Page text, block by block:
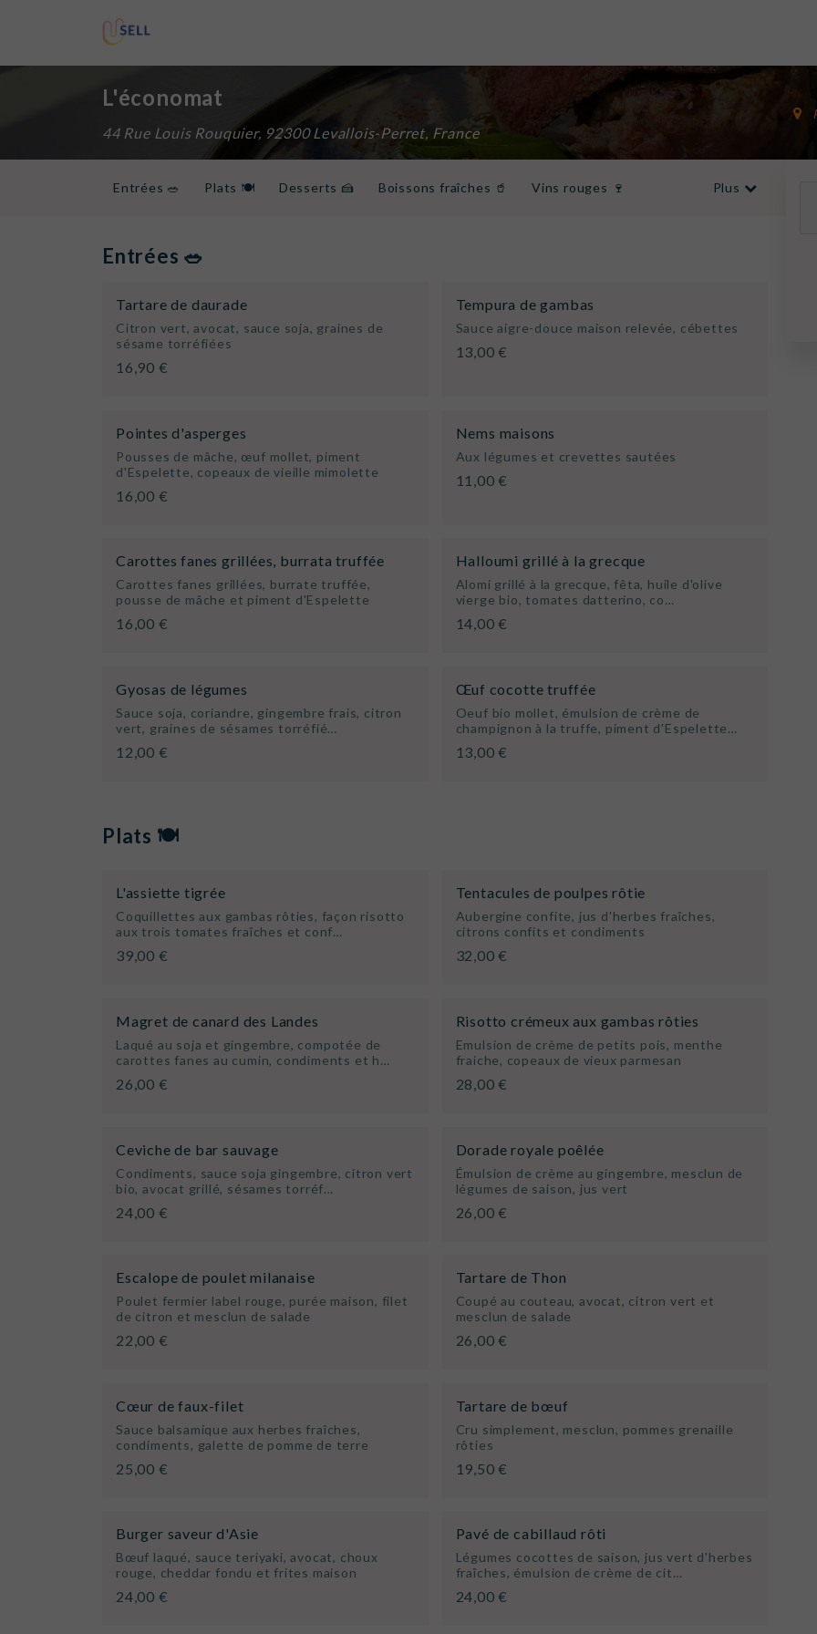
L'économat
44 Rue Louis Rouquier, 92300 Levallois-Perret, France
Entrées 🥗 Plats 🍽️ Desserts 🍰 Boissons fraîches 🥤
Vins rouges 🍷
Plus
Entrées 🥗
Tartare de daurade
Citron vert, avocat, sauce soja, graines de
sésame torréfiées
16,90 €
Tempura de gambas
Sauce aigre-douce maison relevée, cébettes
13,00 €
Pointes d'asperges
Pousses de mâche, œuf mollet, piment
d'Espelette, copeaux de vieille mimolette
16,00 €
Nems maisons
Aux légumes et crevettes sautées
11,00 €
Carottes fanes grillées, burrata truffée
Carottes fanes grillées, burrate truffée,
pousse de mâche et piment d'Espelette
16,00 €
Halloumi grillé à la grecque
Alomi grillé à la grecque, fêta, huile d'olive
vierge bio, tomates datterino, co…
14,00 €
Gyosas de légumes
Sauce soja, coriandre, gingembre frais, citron
vert, graines de sésames torréfié…
12,00 €
Œuf cocotte truffée
Oeuf bio mollet, émulsion de crème de
champignon à la truffe, piment d'Espelette…
13,00 €
Plats 🍽️
L'assiette tigrée
Coquillettes aux gambas rôties, façon risotto
aux trois tomates fraîches et conf…
39,00 €
Tentacules de poulpes rôtie
Aubergine confite, jus d'herbes fraîches,
citrons confits et condiments
32,00 €
Magret de canard des Landes
Laqué au soja et gingembre, compotée de
carottes fanes au cumin, condiments et h…
26,00 €
Risotto crémeux aux gambas rôties
Emulsion de crème de petits pois, menthe
fraiche, copeaux de vieux parmesan
28,00 €
Ceviche de bar sauvage
Condiments, sauce soja gingembre, citron vert
bio, avocat grillé, sésames torréf…
24,00 €
Dorade royale poêlée
Émulsion de crème au gingembre, mesclun de
légumes de saison, jus vert
26,00 €
Escalope de poulet milanaise
Poulet fermier label rouge, purée maison, filet
de citron et mesclun de salade
22,00 €
Tartare de Thon
Coupé au couteau, avocat, citron vert et
mesclun de salade
26,00 €
Cœur de faux-filet
Sauce balsamique aux herbes fraîches,
condiments, galette de pomme de terre
25,00 €
Tartare de bœuf
Cru simplement, mesclun, pommes grenaille
rôties
19,50 €
Burger saveur d'Asie
Bœuf laqué, sauce teriyaki, avocat, choux
rouge, cheddar fondu et frites maison
24,00 €
Pavé de cabillaud rôti
Légumes cocottes de saison, jus vert d'herbes
fraîches, émulsion de crème de cit…
24,00 €